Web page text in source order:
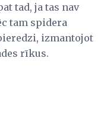
tad, ja tas nav
tam spidera
izmantojot
rīkus.